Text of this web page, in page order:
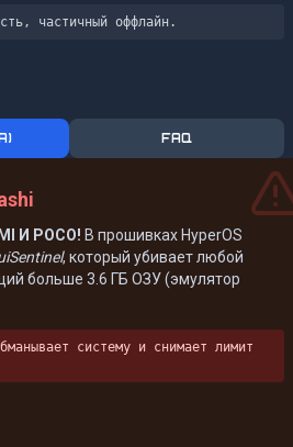
частичный оффлайн.
FAQ
И POCO! В прошивках HyperOS
, который убивает любой
больше 3.6 ГБ ОЗУ (эмулятор
систему и снимает лимит